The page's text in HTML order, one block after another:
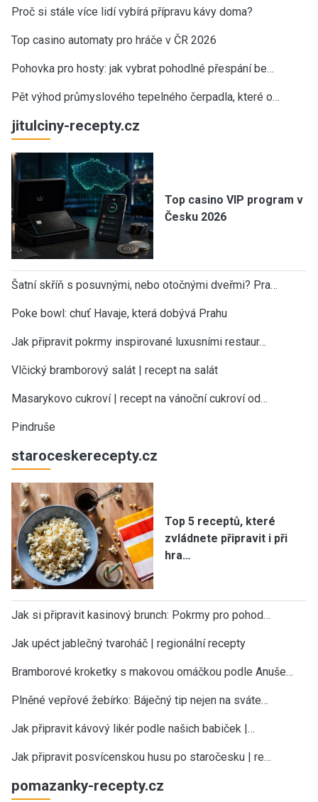
Proč si stále více lidí vybírá přípravu kávy doma?
Top casino automaty pro hráče v ČR 2026
Pohovka pro hosty: jak vybrat pohodlné přespání be…
Pět výhod průmyslového tepelného čerpadla, které o…
jitulciny-recepty.cz
Top casino VIP program v
Česku 2026
Šatní skříň s posuvnými, nebo otočnými dveřmi? Pra…
Poke bowl: chuť Havaje, která dobývá Prahu
Jak připravit pokrmy inspirované luxusními restaur…
Vlčický bramborový salát | recept na salát
Masarykovo cukroví | recept na vánoční cukroví od…
Pindruše
staroceskerecepty.cz
Top 5 receptů, které
zvládnete připravit i při
hra…
Jak si připravit kasinový brunch: Pokrmy pro pohod…
Jak upéct jablečný tvaroháč | regionální recepty
Bramborové kroketky s makovou omáčkou podle Anuše…
Plněné vepřové žebírko: Báječný tip nejen na sváte…
Jak připravit kávový likér podle našich babiček |…
Jak připravit posvícenskou husu po staročesku | re…
pomazanky-recepty.cz